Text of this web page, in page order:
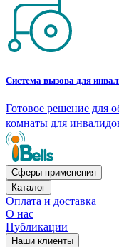
Система вызова для
Готовое решение для
комнаты для
Сферы применения
Каталог
Оплата и доставка
О нас
Публикации
Наши клиенты